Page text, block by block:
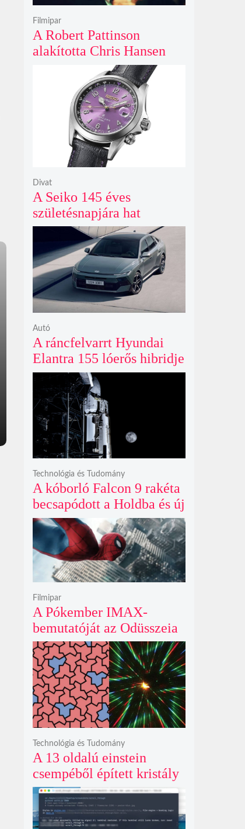
A Robert Pattinson
alakította Chris Hansen
sötét vadászatra indul a
Primetime előzetesében
Filmipar
A Seiko 145 éves
születésnapjára hat
limitált kiadású Edo-lila
számlapos modellt hozott
ki
Divat
A ráncfelvarrt Hyundai
Elantra 155 lóerős hibridje
és prémium utastere
komoly belsőtéri ugrást
hoz
Autó
A kóborló Falcon 9 rakéta
becsapódott a Holdba és új
krátert hagyott maga után
Technológia és Tudomány
A Pókember IMAX-
bemutatóját az Odüsszeia
exkluzív vetítési
időszakának lejárta hozza
el
Filmipar
A 13 oldalú einstein
csempéből épített kristály
példátlanul forgó
csillagmintát vetít a fény
polarizációjától függően
Technológia és Tudomány